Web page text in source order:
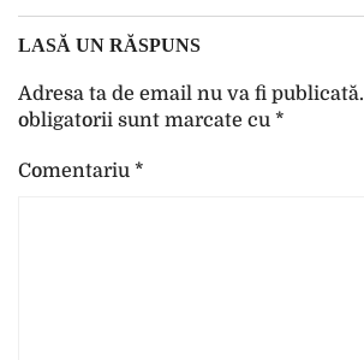
LASĂ UN RĂSPUNS
Adresa ta de email nu va fi publicată.
obligatorii sunt marcate cu *
Comentariu *